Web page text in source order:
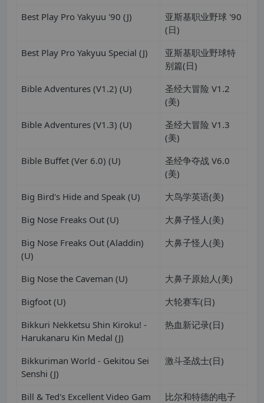
Best Play Pro Yakyuu '90 (J)
亚斯基职业野球 '90
(日)
Best Play Pro Yakyuu Special (J)
亚斯基职业野球特
别篇(日)
Bible Adventures (V1.2) (U)
圣经大冒险 V1.2
(美)
Bible Adventures (V1.3) (U)
圣经大冒险 V1.3
(美)
Bible Buffet (Ver 6.0) (U)
圣经争夺战 V6.0
(美)
Big Bird's Hide and Speak (U)
大鸟学英语(美)
Big Nose Freaks Out (U)
大鼻子怪人(美)
Big Nose Freaks Out (Aladdin)
(U)
大鼻子怪人(美)
Big Nose the Caveman (U)
大鼻子原始人(美)
Bigfoot (U)
大轮赛车(日)
Bikkuri Nekketsu Shin Kiroku! -
Harukanaru Kin Medal (J)
热血新记录(日)
Bikkuriman World - Gekitou Sei
Senshi (J)
激斗圣战士(日)
Bill & Ted's Excellent Video Gam
比尔和特德的电子